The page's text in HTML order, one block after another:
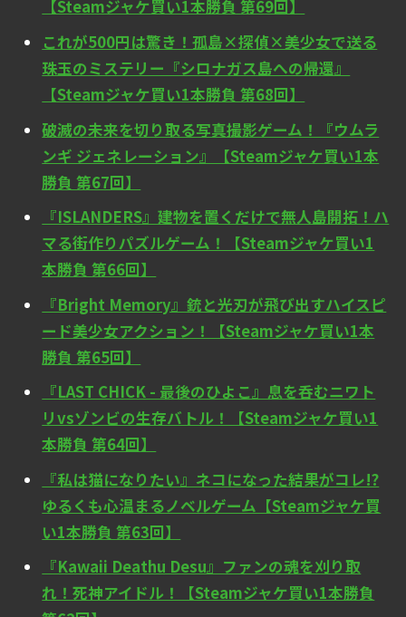
【Steamジャケ買い1本勝負 第69回】
これが500円は驚き！孤島×探偵×美少女で送る
珠玉のミステリー『シロナガス島への帰還』
【Steamジャケ買い1本勝負 第68回】
破滅の未来を切り取る写真撮影ゲーム！『ウムラ
ンギ ジェネレーション』【Steamジャケ買い1本
勝負 第67回】
『ISLANDERS』建物を置くだけで無人島開拓！ハ
マる街作りパズルゲーム！【Steamジャケ買い1
本勝負 第66回】
『Bright Memory』銃と光刃が飛び出すハイスピ
ード美少女アクション！【Steamジャケ買い1本
勝負 第65回】
『LAST CHICK - 最後のひよこ』息を呑むニワト
リvsゾンビの生存バトル！【Steamジャケ買い1
本勝負 第64回】
『私は猫になりたい』ネコになった結果がコレ!?
ゆるくも心温まるノベルゲーム【Steamジャケ買
い1本勝負 第63回】
『Kawaii Deathu Desu』ファンの魂を刈り取
れ！死神アイドル！【Steamジャケ買い1本勝負